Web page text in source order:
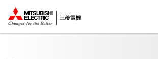
ここから本文